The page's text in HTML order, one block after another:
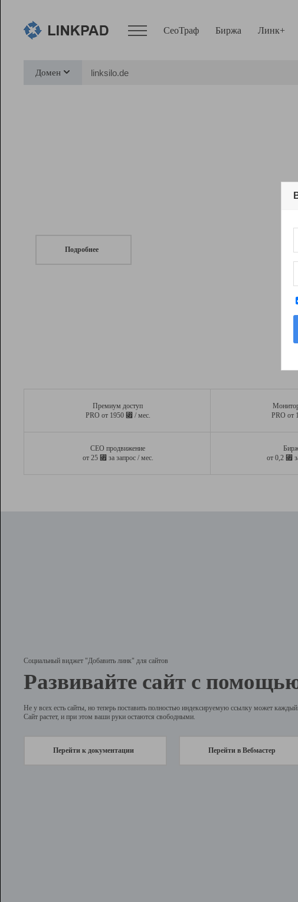
СеоТраф Биржа Линк+
Домен
Подробнее
Премиум доступ
PRO от 1950 ⃏ / мес.
PRO от
СЕО продвижение
от 25 ⃏ за запрос / мес.
от 0,2 ⃏
Социальный виджет "Добавить линк" для сайтов
Развивайте сайт с
Не у всех есть сайты, но теперь поставить полностью индексируемую ссылку может
Сайт растет, и при этом ваши руки остаются свободными.
Перейти к документации Перейти в Вебмастер